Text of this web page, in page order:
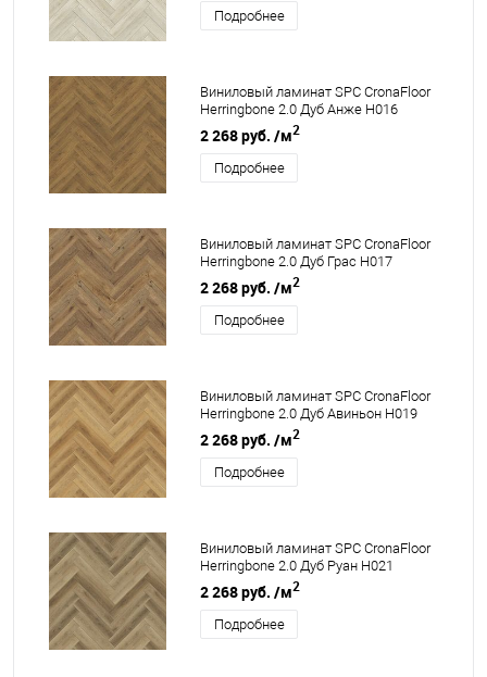
Подробнее
Виниловый ламинат SPC CronaFloor
Herringbone 2.0 Дуб Анже H016
2 268 руб. /м2
Подробнее
Виниловый ламинат SPC CronaFloor
Herringbone 2.0 Дуб Грас H017
2 268 руб. /м2
Подробнее
Виниловый ламинат SPC CronaFloor
Herringbone 2.0 Дуб Авиньон H019
2 268 руб. /м2
Подробнее
Виниловый ламинат SPC CronaFloor
Herringbone 2.0 Дуб Руан H021
2 268 руб. /м2
Подробнее